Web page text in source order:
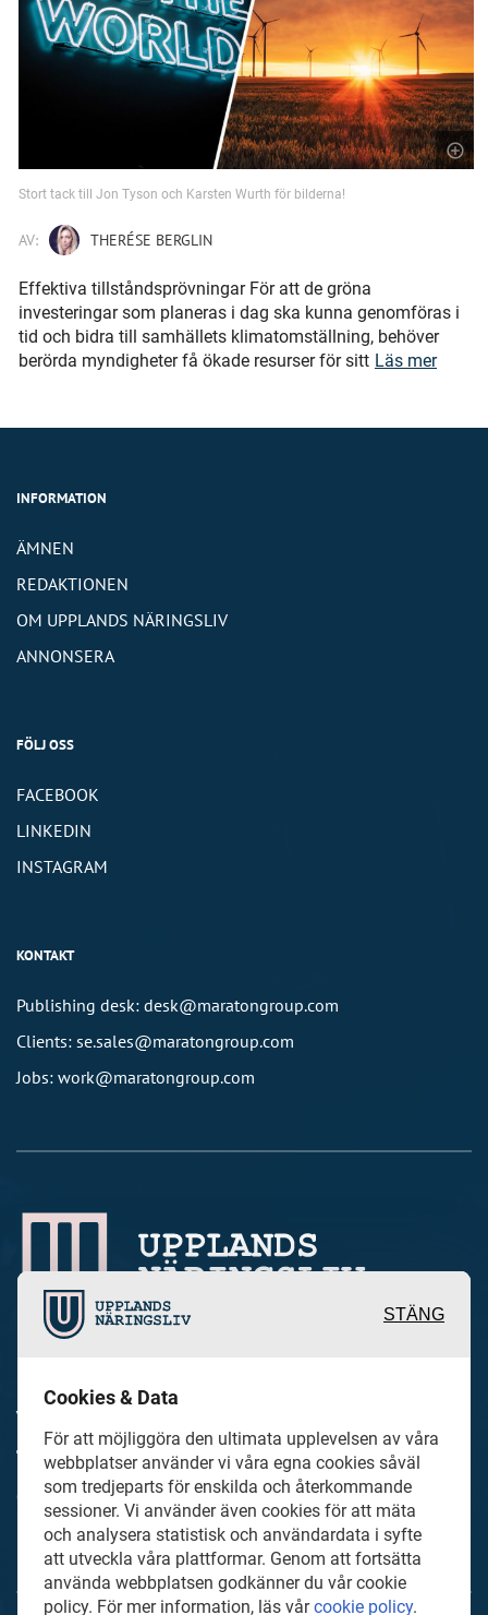
Stort tack till Jon Tyson och Karsten Wurth för bilderna!
AV: THERÉSE BERGLIN
Effektiva tillståndsprövningar För att de gröna
investeringar som planeras i dag ska kunna genomföras i
tid och bidra till samhällets klimatomställning, behöver
berörda myndigheter få ökade resurser för sitt Läs mer
INFORMATION
ÄMNEN
REDAKTIONEN
OM UPPLANDS NÄRINGSLIV
ANNONSERA
FÖLJ OSS
FACEBOOK
LINKEDIN
INSTAGRAM
KONTAKT
Publishing desk: desk@maratongroup.com
Clients: se.sales@maratongroup.com
Jobs: work@maratongroup.com
värdefulla berättelser och reportage
från och om det lokala näringslivet och
dess aktörer samt en hel del annan
läsvärt innehåll.
STÄNG
Cookies & Data
För att möjliggöra den ultimata upplevelsen av våra
webbplatser använder vi våra egna cookies såväl
som tredjeparts för enskilda och återkommande
sessioner. Vi använder även cookies för att mäta
och analysera statistisk och användardata i syfte
att utveckla våra plattformar. Genom att fortsätta
använda webbplatsen godkänner du vår cookie
policy. För mer information, läs vårcookie policy.